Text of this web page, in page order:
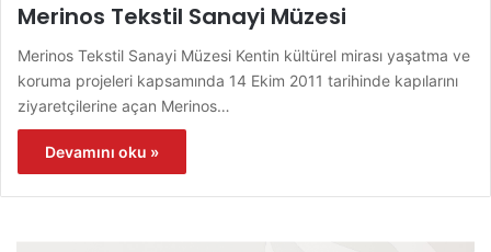
Merinos Tekstil Sanayi Müzesi
Merinos Tekstil Sanayi Müzesi Kentin kültürel mirası yaşatma ve
koruma projeleri kapsamında 14 Ekim 2011 tarihinde kapılarını
ziyaretçilerine açan Merinos…
Devamını oku »